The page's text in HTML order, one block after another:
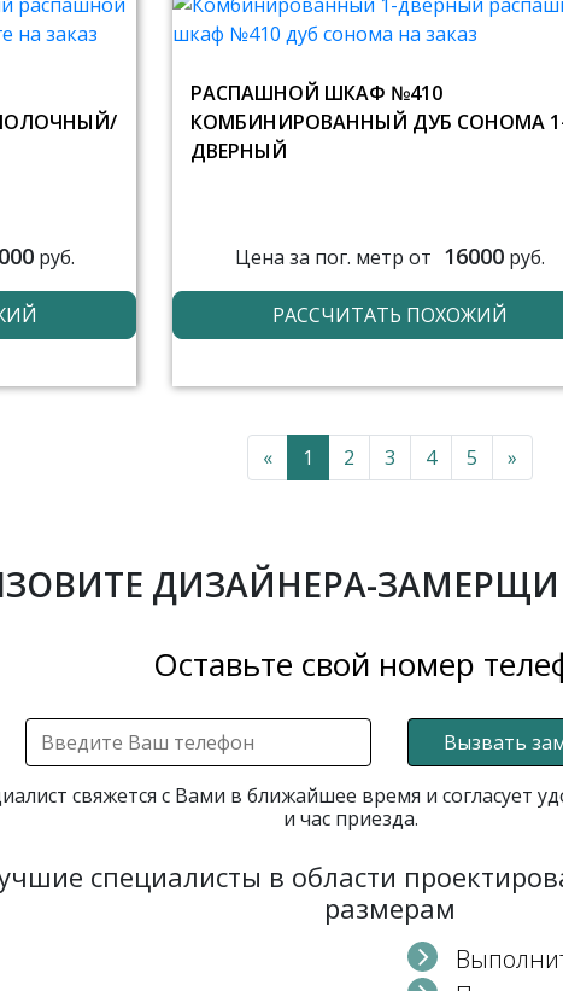
руб.
РАСПАШНОЙ ШКАФ №410
КОМБИНИРОВАННЫЙ ДУБ СОНОМА
ДВЕРНЫЙ
Цена за пог. метр от 16000руб.
РАССЧИТАТЬ ПОХОЖИЙ
« 1 2 3 4 5 »
ДИЗАЙНЕРА-
Оставьте свой номер
Вызвать
свяжется с Вами в ближайшее время и согласует
и час приезда.
специалисты в области
размерам